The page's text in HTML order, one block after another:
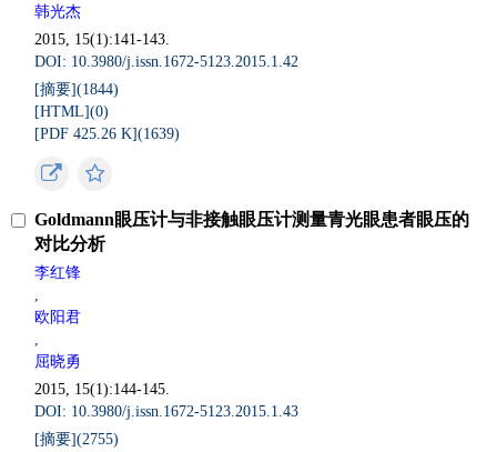
韩光杰
2015, 15(1):141-143.
DOI: 10.3980/j.issn.1672-5123.2015.1.42
[摘要](1844)
[HTML](0)
[PDF 425.26 K](1639)
Goldmann眼压计与非接触眼压计测量青光眼患者眼压的
对比分析
李红锋
,
欧阳君
,
屈晓勇
2015, 15(1):144-145.
DOI: 10.3980/j.issn.1672-5123.2015.1.43
[摘要](2755)